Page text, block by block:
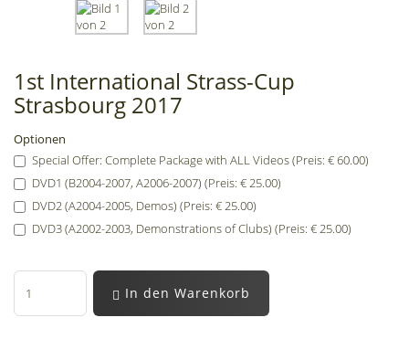
1st International Strass-Cup
Strasbourg 2017
Optionen
Special Offer: Complete Package with ALL Videos (Preis: € 60.00)
DVD1 (B2004-2007, A2006-2007) (Preis: € 25.00)
DVD2 (A2004-2005, Demos) (Preis: € 25.00)
DVD3 (A2002-2003, Demonstrations of Clubs) (Preis: € 25.00)
In den Warenkorb